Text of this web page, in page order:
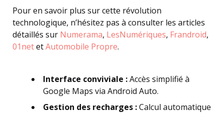
Pour en savoir plus sur cette révolution
technologique, n’hésitez pas à consulter les articles
détaillés sur Numerama, LesNumériques, Frandroid,
01netetAutomobile Propre.
Interface conviviale :Accès simplifié à
Google Maps via Android Auto.
Gestion des recharges :Calcul automatique